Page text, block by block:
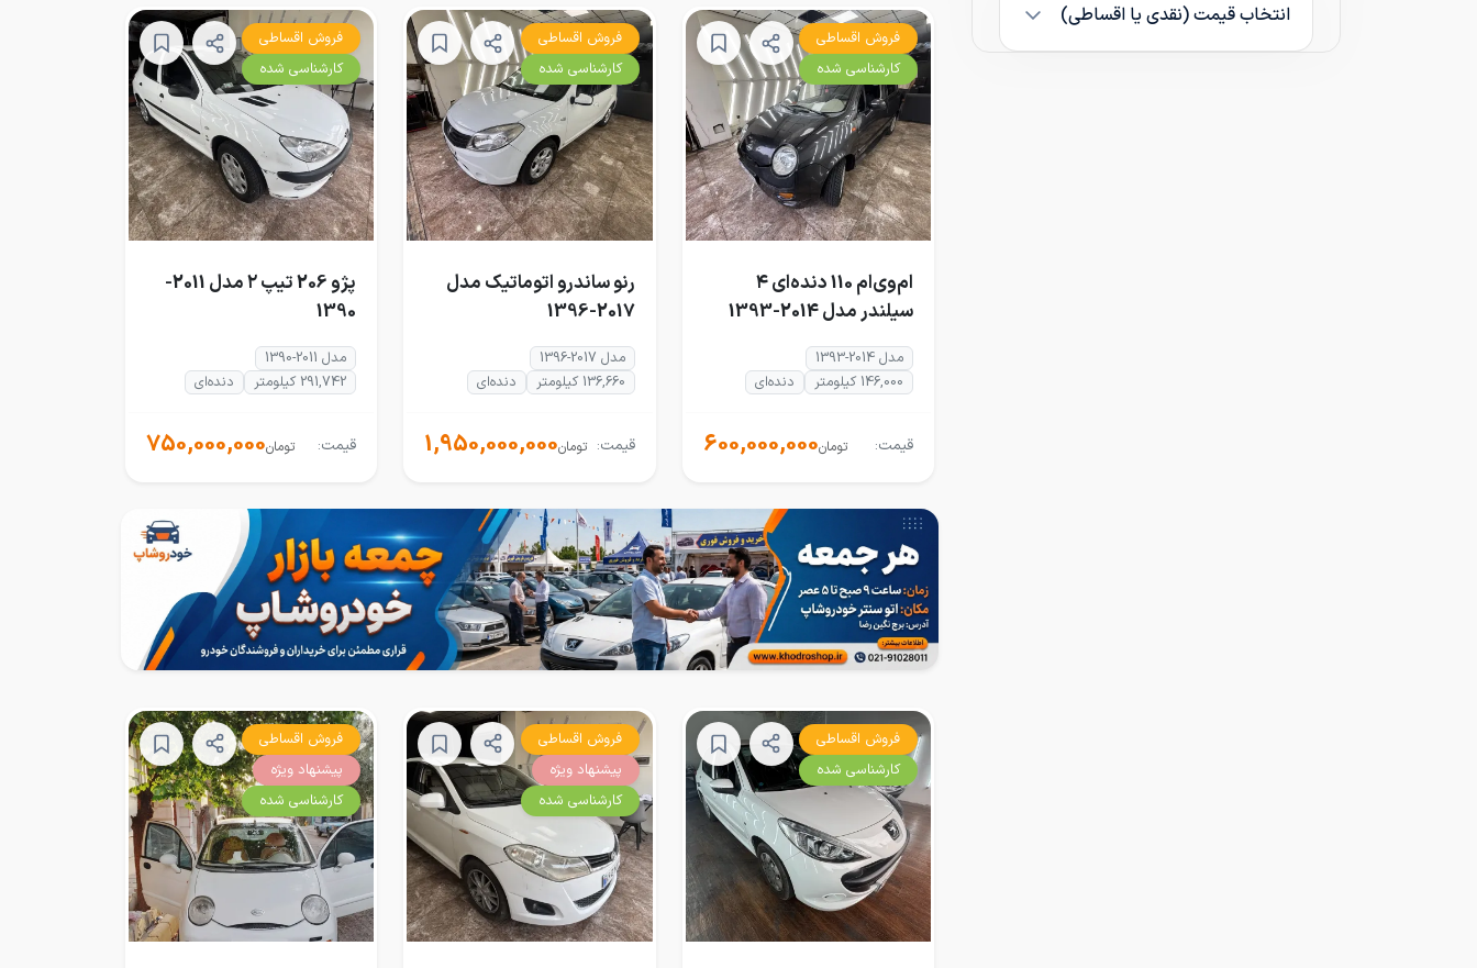
انتخاب قیمت (نقدی یا اقساطی)
فروش اقساطی
کارشناسی شده
ام‌وی‌ام 110 دنده‌ای ۴
سیلندر مدل 2014-1393
مدل 2014-1393
146,000 کیلومتر
دنده‌ای
قیمت: 600,000,000تومان
فروش اقساطی
کارشناسی شده
رنو ساندرو اتوماتیک مدل
2017-1396
مدل 2017-1396
136,660 کیلومتر
دنده‌ای
قیمت: 1,950,000,000تومان
فروش اقساطی
کارشناسی شده
پژو 206 تیپ ۲ مدل 2011-
1390
مدل 2011-1390
291,742 کیلومتر
دنده‌ای
قیمت: 750,000,000تومان
فروش اقساطی
کارشناسی شده
فروش اقساطی
پیشنهاد ویژه
کارشناسی شده
فروش اقساطی
پیشنهاد ویژه
کارشناسی شده